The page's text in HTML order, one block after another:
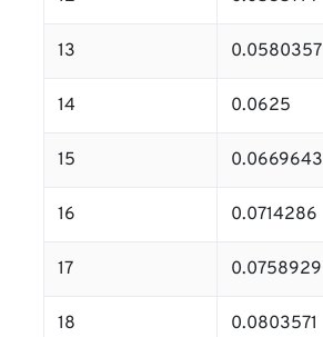
13 0.0580357
14 0.0625
15 0.0669643
16 0.0714286
17 0.0758929
18 0.0803571